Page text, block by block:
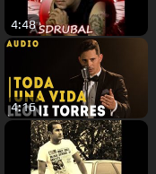
4:48
4:16